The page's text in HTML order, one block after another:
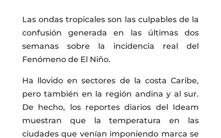
Las ondas tropicales son las culpables de la
confusión generada en las últimas dos
semanas sobre la incidencia real del
Fenómeno de El Niño.
Ha llovido en sectores de la costa Caribe,
pero también en la región andina y al sur.
De hecho, los reportes diarios del Ideam
muestran que la temperatura en las
ciudades que venían imponiendo marca se